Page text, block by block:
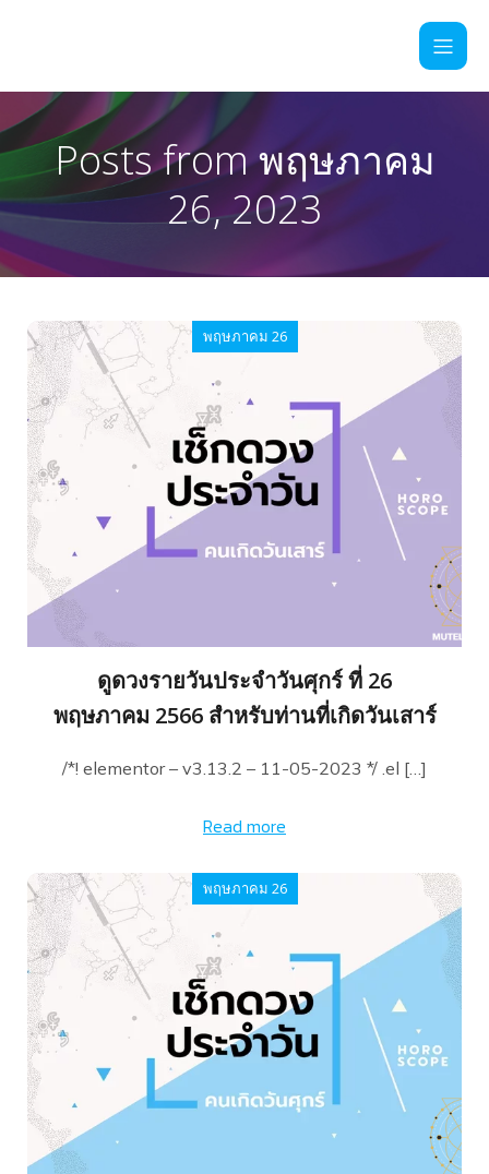
Posts from พฤษภาคม
26, 2023
พฤษภาคม 26
ดูดวงรายวันประจำวันศุกร์ ที่ 26
พฤษภาคม 2566 สำหรับท่านที่เกิดวันเสาร์
/*! elementor – v3.13.2 – 11-05-2023 */ .el […]
Read more
พฤษภาคม 26